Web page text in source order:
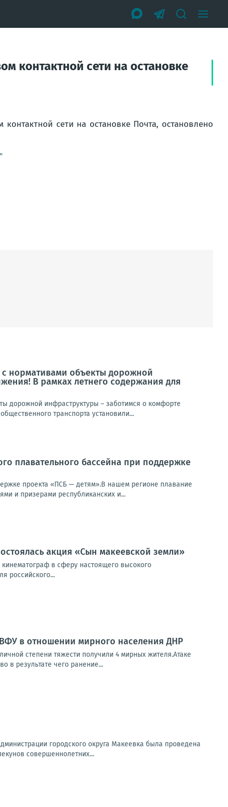
контактной сети на остановке
сети на остановке Почта, остановлено
нормативами объекты дорожной
В рамках летнего содержания для
дорожной инфраструктуры – заботимся о комфорте
транспорта установили...
плавательного бассейна при поддержке
проекта «ПСБ — детям».В нашем регионе плавание
и призерами республиканских и...
акция «Сын макеевской земли»
в сферу настоящего высокого
российского...
в отношении мирного населения ДНР
степени тяжести получили 4 мирных жителя.Атаке
в результате чего ранение...
городского округа Макеевка была проведена
совершеннолетних...